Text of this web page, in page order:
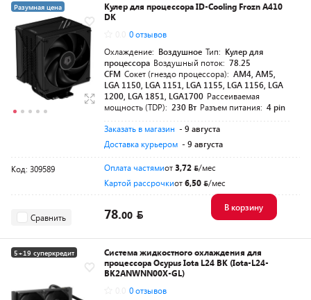
Разумная цена
Кулер для процессора ID-Cooling Frozn A410
DK
0 отзывов
Охлаждение: Воздушное Тип: Кулер для
процессора Воздушный поток: 78.25
CFM Сокет (гнездо процессора): AM4, AM5,
LGA 1150, LGA 1151, LGA 1155, LGA 1156, LGA
1200, LGA 1851, LGA1700 Рассеиваемая
мощность (TDP): 230 Вт Разъем питания: 4 pin
Заказать в магазин - 9 августа
Доставка курьером - 9 августа
Код: 309589 Оплата частямиот3,72
/мес
Картой рассрочкиот6,50 /мес
Сравнить 78.00
В корзину
5+19 суперкредит
Система жидкостного охлаждения для
процессора Ocypus Iota L24 BK (Iota-L24-
BK2ANWNN00X-GL)
0 отзывов